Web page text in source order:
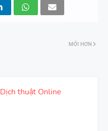
MỚI HƠN
Dịch thuật Online